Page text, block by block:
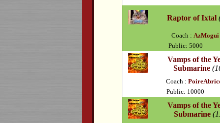
Raptor of Ixtal
Coach : AzMogui
Public: 5000
Vamps of the
Submarine
Coach :
Public: 10000
Vamps of the
Submarine